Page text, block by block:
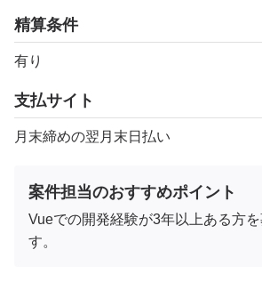
精算条件
有り
支払サイト
月末締めの翌月末日払い
案件担当のおすすめポイント
Vueでの開発経験が3年以上ある方を
す。